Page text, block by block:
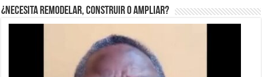
¿Necesita Remodelar, Construir o ampliar?